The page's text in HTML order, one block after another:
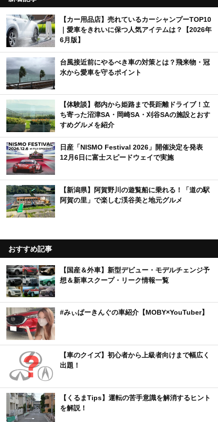
【カー用品店】売れているカーシャンプーTOP10
｜愛車をきれいに保つ人気アイテムは？【2026年
6月版】
台風接近前にやるべき車の対策とは？飛来物・冠
水から愛車を守るポイント
【体験談】都内から姫路まで長距離ドライブ！立
ち寄った沼津SA・岡崎SA・刈谷SAの施設とおす
すめグルメを紹介
日産「NISMO Festival 2026」開催決定を発表
12月6日に富士スピードウェイで実施
【新潟県】阿賀野川の遊覧船に乗れる！「道の駅
阿賀の里」で楽しむ渓谷美と地元グルメ
おすすめ記事
【国産＆外車】新型デビュー・モデルチェンジ予
想＆新車スクープ・リーク情報一覧
#みぃぱーきんぐの車紹介【MOBY×YouTuber】
【車のクイズ】初心者から上級者向けまで幅広く
出題！
【くるまTips】運転の苦手意識を解消するヒント
を解説！